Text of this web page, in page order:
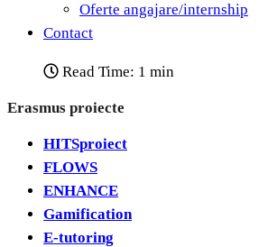
Oferte angajare/internship
Contact
Read Time: 1 min
Erasmus proiecte
HITSproiect
FLOWS
ENHANCE
Gamification
E-tutoring